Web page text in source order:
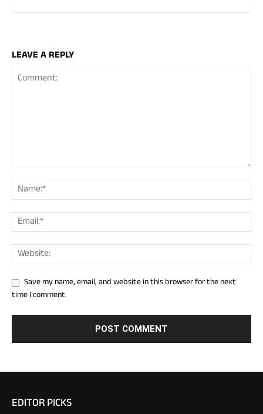
LEAVE A REPLY
Save my name, email, and website in this browser for the next
time I comment.
EDITOR PICKS